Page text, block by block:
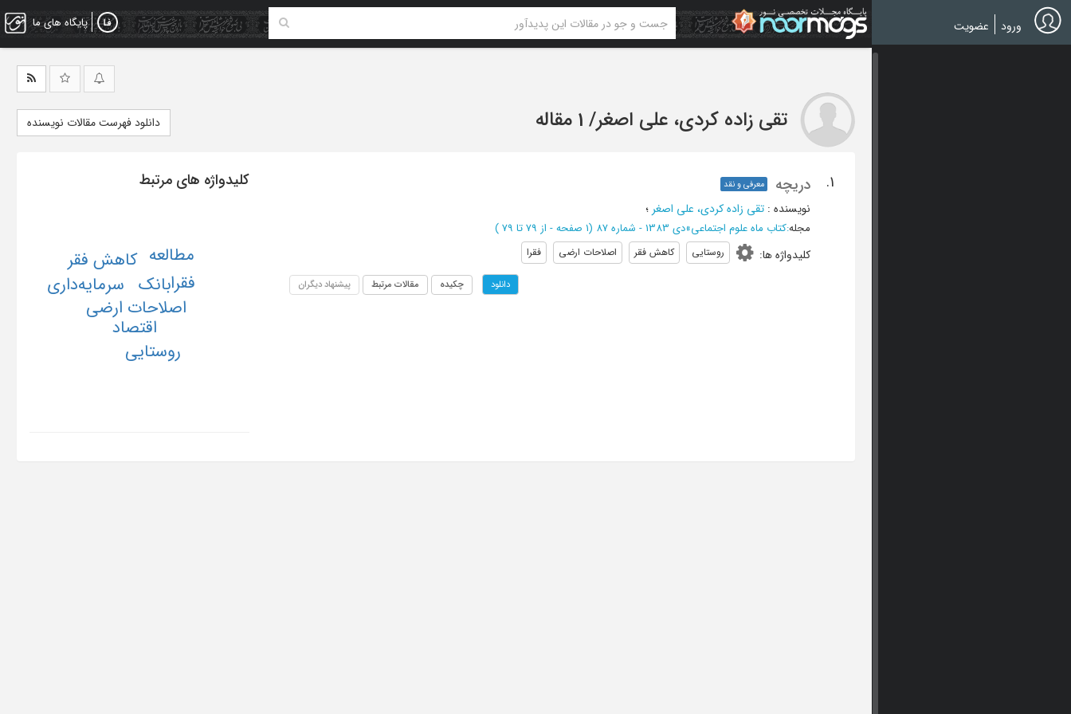
Skip
to
main
پایگاه های ما ورود عضویت
تقی زاده کردی، علی اصغر/ 1 مقاله دانلود فهرست مقالات نویسنده
1. دریچه معرفی و نقد
نویسنده : تقی زاده کردی، علی اصغر ؛
مجله:کتاب ماه علوم اجتماعی»دي 1383 - شماره 87 (‎1 صفحه - از 79 تا 79 )
کلیدواژه ها: روستایی کاهش فقر اصلاحات ارضی فقرا
دانلود چکیده مقالات مرتبط پیشنهاد دیگران
کلیدواژه های مرتبط
اصلاحات ارضی
اقتصاد
بانک
روستایی
سرمایه‌داری فقرا
مطالعه کاهش فقر